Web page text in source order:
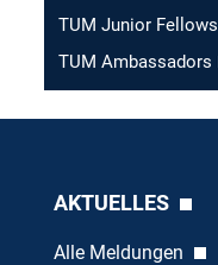
TUM Junior Fellows
TUM Ambassadors
AKTUELLES
Alle Meldungen